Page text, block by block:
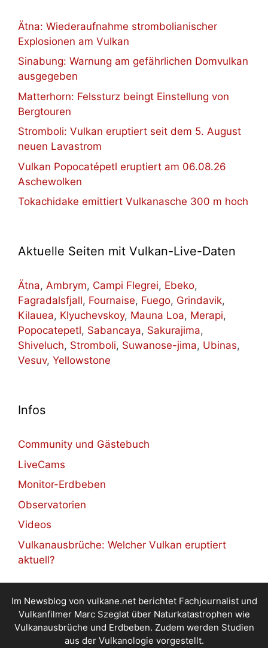
Ätna: Wiederaufnahme strombolianischer
Explosionen am Vulkan
Sinabung: Warnung am gefährlichen Domvulkan
ausgegeben
Matterhorn: Felssturz beingt Einstellung von
Bergtouren
Stromboli: Vulkan eruptiert seit dem 5. August
neuen Lavastrom
Vulkan Popocatépetl eruptiert am 06.08.26
Aschewolken
Tokachidake emittiert Vulkanasche 300 m hoch
Aktuelle Seiten mit Vulkan-Live-Daten
Ätna, Ambrym, Campi Flegrei, Ebeko,
Fagradalsfjall, Fournaise, Fuego, Grindavik,
Kilauea, Klyuchevskoy, Mauna Loa, Merapi,
Popocatepetl, Sabancaya, Sakurajima,
Shiveluch, Stromboli, Suwanose-jima, Ubinas,
Vesuv, Yellowstone
Infos
Community und Gästebuch
LiveCams
Monitor-Erdbeben
Observatorien
Videos
Vulkanausbrüche: Welcher Vulkan eruptiert
aktuell?
Im Newsblog von vulkane.net berichtet Fachjournalist und
Vulkanfilmer Marc Szeglat über Naturkatastrophen wie
Vulkanausbrüche und Erdbeben. Zudem werden Studien
aus der Vulkanologie vorgestellt.